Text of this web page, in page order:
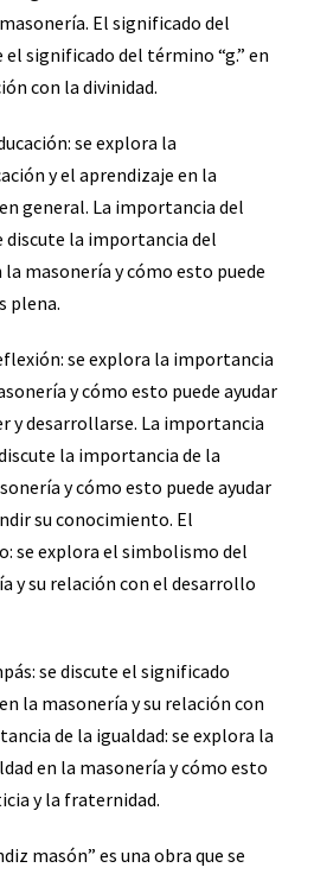
El significado del
el significado del término “g.” en
con la divinidad.
se explora la
y el aprendizaje en la
general. La importancia del
discute la importancia del
masonería y cómo esto puede
plena.
se explora la importancia
y cómo esto puede ayudar
y desarrollarse. La importancia
la importancia de la
y cómo esto puede ayudar
su conocimiento. El
se explora el simbolismo del
y su relación con el desarrollo
se discute el significado
la masonería y su relación con
de la igualdad: se explora la
en la masonería y cómo esto
y la fraternidad.
masón” es una obra que se